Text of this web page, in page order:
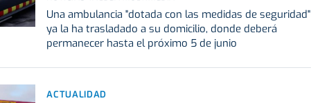
Una ambulancia "dotada con las medidas de seguridad"
ya la ha trasladado a su domicilio, donde deberá
permanecer hasta el próximo 5 de junio
ACTUALIDAD